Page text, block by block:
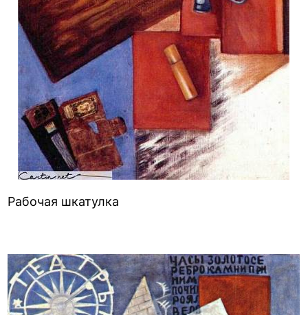
Рабочая шкатулка